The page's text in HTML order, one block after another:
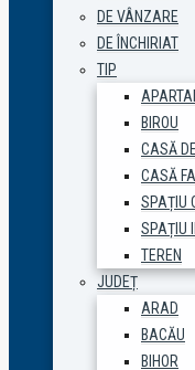
DE VÂNZARE
DE ÎNCHIRIAT
TIP
BIROU
CASĂ
CASĂ
SPAȚIU
SPAȚIU
TEREN
JUDEȚ
ARAD
BACĂU
BIHOR